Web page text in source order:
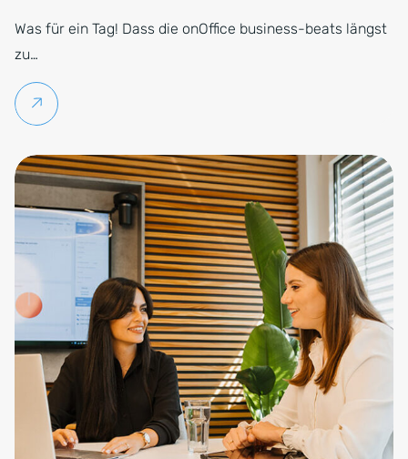
Was für ein Tag! Dass die onOffice business-beats längst
zu…
Weiterlesen